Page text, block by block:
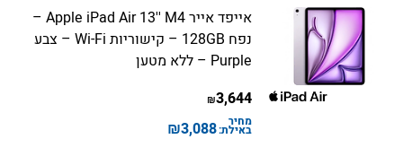
אייפד אייר Apple iPad Air 13'' M4 –
נפח 128GB – קישוריות Wi-Fi – צבע
Purple – ללא מטען
3,644
₪
מחיר
באילת:3,088
₪